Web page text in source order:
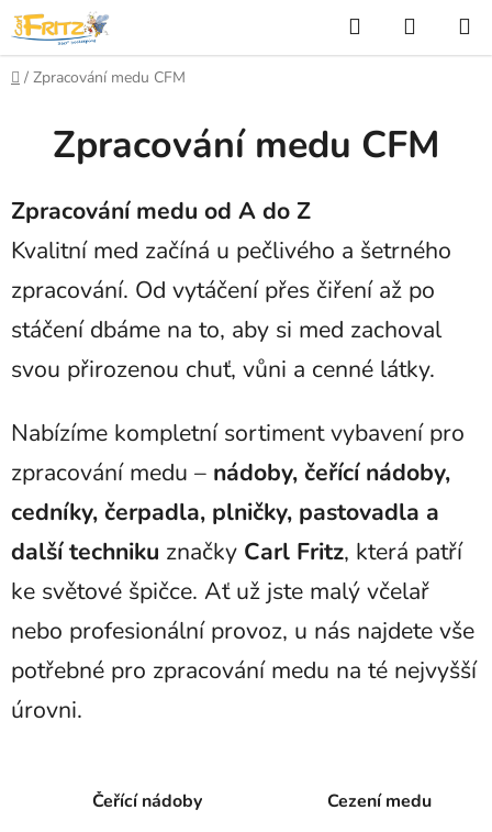
Přejít
na
obsah
Hledat
KOŠÍK
Domů
/ Zpracování medu CFM
Zpracování medu CFM
Zpracování medu od A do Z
Kvalitní med začíná u pečlivého a šetrného
zpracování. Od vytáčení přes čiření až po
stáčení dbáme na to, aby si med zachoval
svou přirozenou chuť, vůni a cenné látky.
Nabízíme kompletní sortiment vybavení pro
zpracování medu – nádoby, čeřící nádoby,
cedníky, čerpadla, plničky, pastovadla a
další techniku značky Carl Fritz, která patří
ke světové špičce. Ať už jste malý včelař
nebo profesionální provoz, u nás najdete vše
potřebné pro zpracování medu na té nejvyšší
úrovni.
Čeřící nádoby Cezení medu